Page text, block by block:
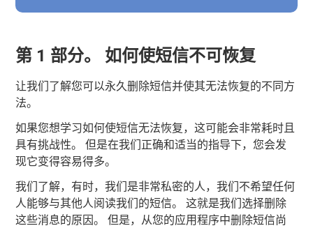
第 1 部分。 如何使短信不可恢复
让我们了解您可以永久删除短信并使其无法恢复的不同方
法。
如果您想学习如何使短信无法恢复，这可能会非常耗时且
具有挑战性。 但是在我们正确和适当的指导下，您会发
现它变得容易得多。
我们了解，有时，我们是非常私密的人，我们不希望任何
人能够与其他人阅读我们的短信。 这就是我们选择删除
这些消息的原因。 但是，从您的应用程序中删除短信尚